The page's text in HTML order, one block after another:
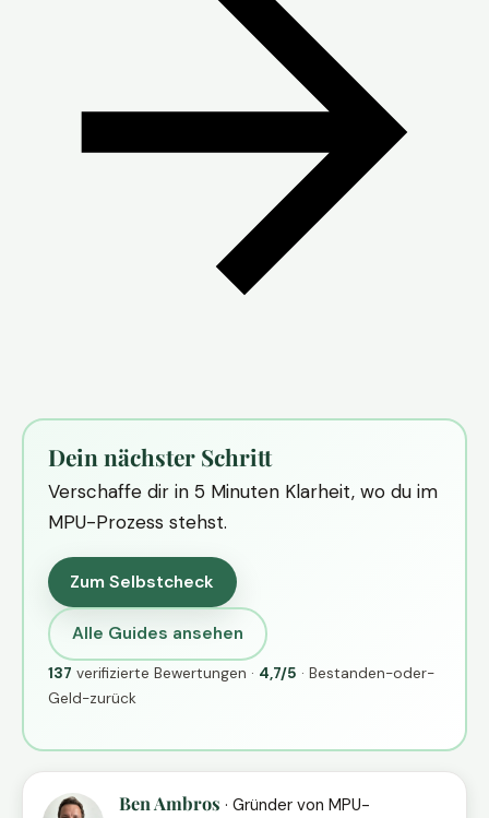
Dein nächster Schritt
Verschaffe dir in 5 Minuten Klarheit, wo du im
MPU-Prozess stehst.
Zum Selbstcheck
Alle Guides ansehen
137 verifizierte Bewertungen · 4,7/5 · Bestanden-oder-
Geld-zurück
Ben Ambros · Gründer von MPU-